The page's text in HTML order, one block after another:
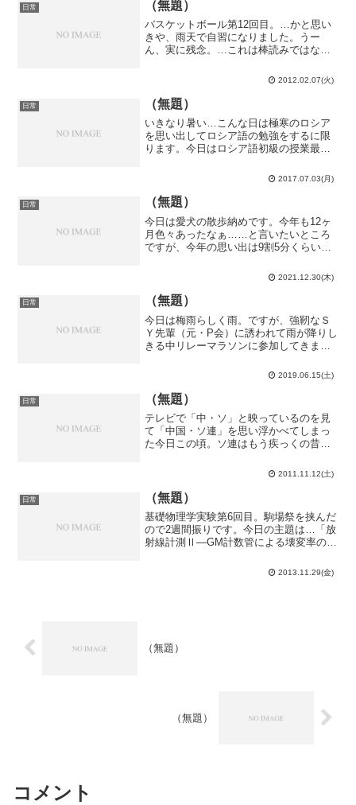
日常 （無題）
バスケットボール第12回目。…かと思い
きや、雨天で自習になりました。うー
ん、実に残念。…これは棒読みではない
た辺り、春はもうそろそろ…だろうか。
数学ⅡＣの授業。2次曲線の単元が一通り
終了し配布された纏めの...
2012.02.07(火)
日常 （無題）
いきなり暑い…こんな日は極寒のロシア
を思い出してロシア語の勉強をするに限
ります。今日はロシア語初級の授業最終
曜日は言語毎に特色が出て中々覚え難い
です。良くあるのは太陽系の星系（日本
語、ラテン語他）、一番覚...
2017.07.03(月)
日常 （無題）
今日は愛犬の散歩納めです。今年も12ヶ
月色々あったなぁ……と言いたいところ
ですが、今年の思い出は9割5分くらい米
たよね…？留学出来ただけ感謝しなけれ
ばなりませんが、来年は12ヶ月フルで感
じられる年にした...
2021.12.30(木)
日常 （無題）
今日は梅雨らしく雨。ですが、強靭なＳ
Ｙ先輩（元・P会）に誘われて雨が降りし
きる中リレーマラソンに参加してきまし
他に、その研究室の知り合いだという2人
我々を繋ぐ肝心のＳ...
2019.06.15(土)
日常 （無題）
テレビで「中・ソ」と映っているのを見
て「中国・ソ連」を思い浮かべてしまっ
た今日この頃。ソ連はもう疾っくの昔に
第1戦、中日ドラゴンズ対ソフトバンクホ
ークスでした。そう言えば今年はソ連崩
壊から丁度20年か…今...
2011.11.12(土)
日常 （無題）
基礎物理学実験第6回目。駒場祭を挟んだ
ので2週間振りです。今日の主題は…「放
射線計測Ⅱ―GM計数管による壊変率の測
基礎物理学実験の中で一際輝くブラック
度を誇る黒光りした実験。最低200回は測
2013.11.29(金)
（無題）
（無題）
コメント